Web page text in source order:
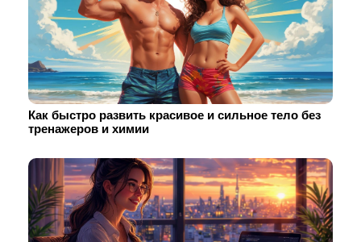
Как быстро развить красивое и сильное тело без
тренажеров и химии